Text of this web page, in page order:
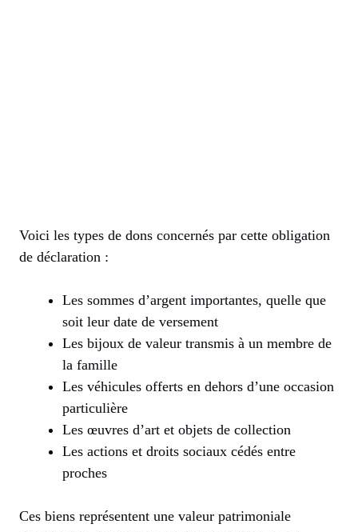
Voici les types de dons concernés par cette obligation
de déclaration :
Les sommes d’argent importantes, quelle que
soit leur date de versement
Les bijoux de valeur transmis à un membre de
la famille
Les véhicules offerts en dehors d’une occasion
particulière
Les œuvres d’art et objets de collection
Les actions et droits sociaux cédés entre
proches
Ces biens représentent une valeur patrimoniale